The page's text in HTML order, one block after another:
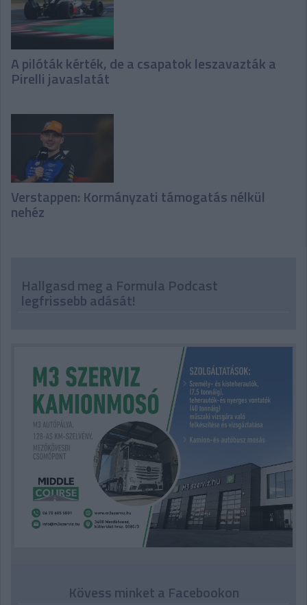
A pilóták kérték, de a csapatok leszavazták a
Pirelli javaslatát
Verstappen: Kormányzati támogatás nélkül
nehéz
Hallgasd meg a Formula Podcast
legfrissebb adását!
Kövess minket a Facebookon